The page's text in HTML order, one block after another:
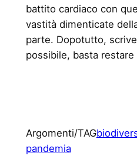
battito cardiaco con
vastità dimenticate
parte. Dopotutto,
possibile, basta
Argomenti/TAG
pandemia